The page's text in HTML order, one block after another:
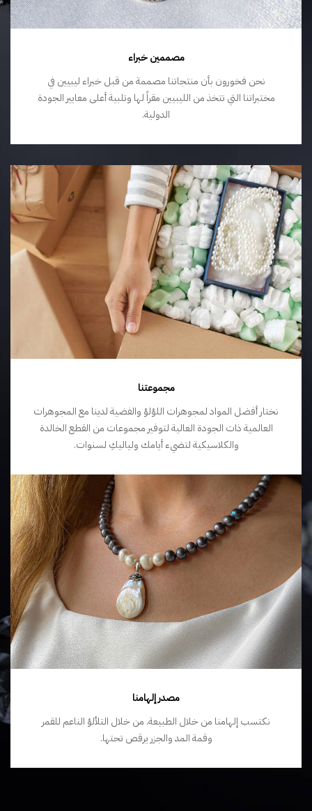
مصممين خبراء
نحن فخورون بأن منتجاتنا مصممة من قبل خبراء ليبيين في
مختبراتنا التي تتخذ من الليبيين مقراً لها وتلبية أعلى معايير الجودة
الدولية.
مجموعتنا
نختار أفضل المواد لمجوهرات اللؤلؤ والفضية لدينا مع المجوهرات
العالمية ذات الجودة العالية لتوفير مجموعات من القطع الخالدة
والكلاسيكية لتضيء أيامك ولياليكِ لسنوات.
مصدر إلهامنا
نكتسب إلهامنا من خلال الطبيعة. من خلال التلألؤ الناعم للقمر
وقمة المد والجزر يرقص تحتها.